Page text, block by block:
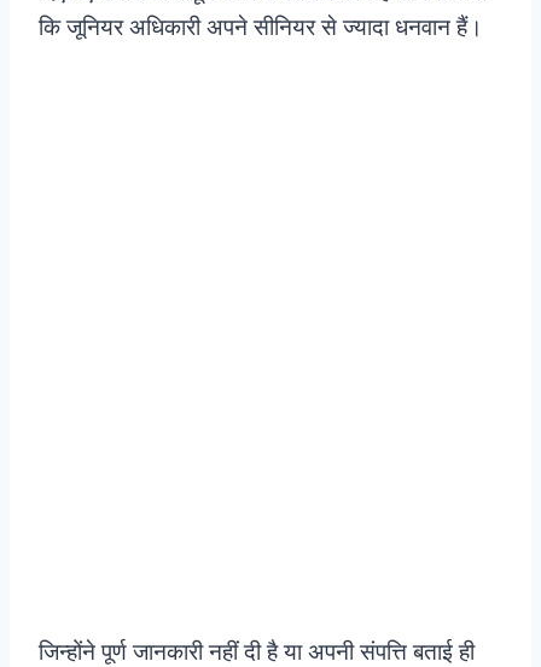
कि जूनियर अधिकारी अपने सीनियर से ज्यादा धनवान हैं।
जिन्होंने पूर्ण जानकारी नहीं दी है या अपनी संपत्ति बताई ही